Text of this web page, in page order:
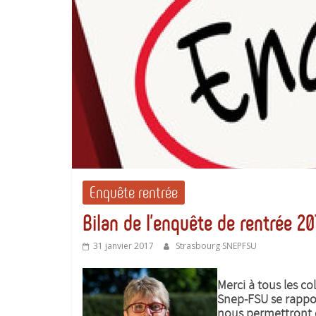
Enquête rentrée
Bilan de l’enquête de rentrée
31 janvier 2017 Strasbourg SNEPFSU
Merci à tous les
Snep-FSU se